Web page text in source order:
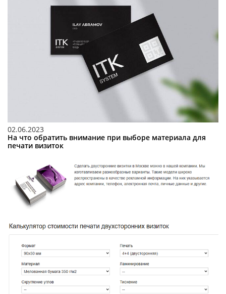
02.06.2023
На что обратить внимание при выборе материала для
печати визиток